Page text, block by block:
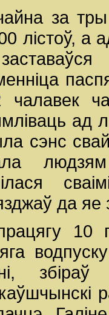
за
лістоў, а
чалавек
ад
сэнс
да яе
10